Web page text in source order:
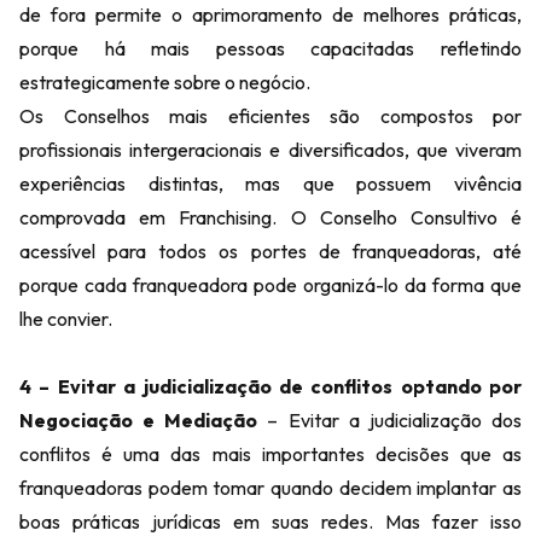
de fora permite o aprimoramento de melhores práticas,
porque há mais pessoas capacitadas refletindo
estrategicamente sobre o negócio.
Os Conselhos mais eficientes são compostos por
profissionais intergeracionais e diversificados, que viveram
experiências distintas, mas que possuem vivência
comprovada em Franchising. O Conselho Consultivo é
acessível para todos os portes de franqueadoras, até
porque cada franqueadora pode organizá-lo da forma que
lhe convier.
4 – Evitar a judicialização de conflitos optando por
Negociação e Mediação – Evitar a judicialização dos
conflitos é uma das mais importantes decisões que as
franqueadoras podem tomar quando decidem implantar as
boas práticas jurídicas em suas redes. Mas fazer isso